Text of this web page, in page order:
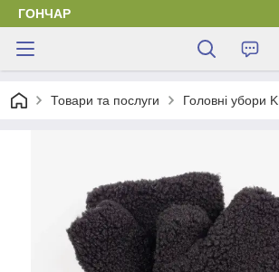
ГОНЧАР
Товари та послуги Головні убори